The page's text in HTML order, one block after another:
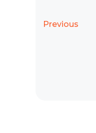
Previous